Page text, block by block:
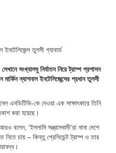
ইনটেলিজেন্স তুলসী গ্যাবার্ড
সংখ্যালঘু নির্যাতন নিয়ে ট্রাম্প প্রশাসন
ন্যাশনাল ইনটেলিজেন্সের প্রধান তুলসী
এনডিটিভি-কে দেওয়া এক সাক্ষাৎকারে তিনি
করা হয়েছে।
বলেন, ‘ইসলামি সন্ত্রাসবাদী’রা নানা দেশে
নিতে চায় – কিন্তু প্রেসিডেন্ট ট্রাম্প ও তার